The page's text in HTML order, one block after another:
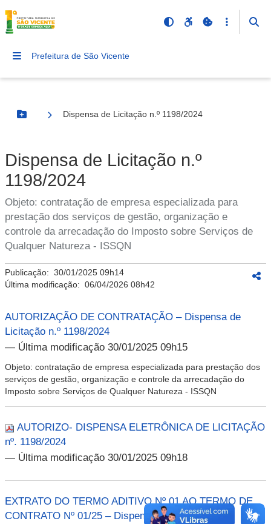
Prefeitura de São Vicente
Botão Menu
Dispensa de Licitação n.º 1198/2024
Dispensa de Licitação n.º
1198/2024
Objeto: contratação de empresa especializada para
prestação dos serviços de gestão, organização e
controle da arrecadação do Imposto sobre Serviços de
Qualquer Natureza - ISSQN
Publicação: 30/01/2025 09h14
Última modificação: 06/04/2026 08h42
AUTORIZAÇÃO DE CONTRATAÇÃO – Dispensa de
Licitação n.º 1198/2024
— Última modificação 30/01/2025 09h15
Objeto: contratação de empresa especializada para prestação dos
serviços de gestão, organização e controle da arrecadação do
Imposto sobre Serviços de Qualquer Natureza - ISSQN
AUTORIZO- DISPENSA ELETRÔNICA DE LICITAÇÃO
nº. 1198/2024
— Última modificação 30/01/2025 09h18
EXTRATO DO TERMO ADITIVO Nº 01 AO TERMO DE
CONTRATO Nº 01/25 – Dispensa de Licitação n.º